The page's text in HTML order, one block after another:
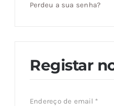
Perdeu a sua senha?
Registar
Endereço de email *